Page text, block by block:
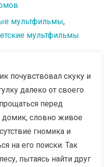
мультфильмы,
мультфильмы
почувствовал скуку и
далеко от своего
перед
словно живое
гномика и
на его поиски. Так
пытаясь найти друг